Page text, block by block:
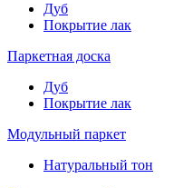
Дуб
Покрытие лак
Паркетная доска
Дуб
Покрытие лак
Модульный паркет
Натуральный тон